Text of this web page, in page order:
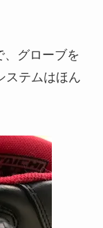
、グローブを
ステムはほん